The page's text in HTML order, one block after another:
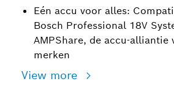
Eén accu voor alles:
Bosch Professional 18V
AMPShare, de accu-alliantie
merken
View more